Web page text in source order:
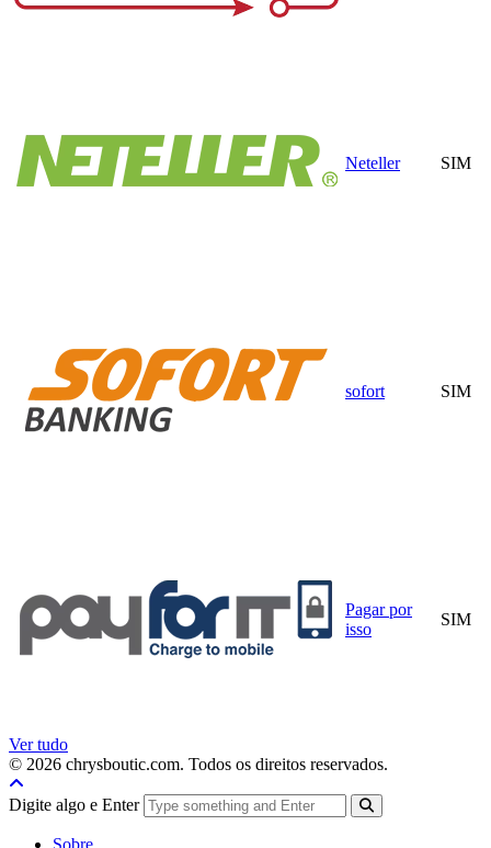
Neteller SIM
sofort SIM
Pagar por
isso
SIM
Ver tudo
© 2026 chrysboutic.com. Todos os direitos reservados.
Digite algo e Enter
Sobre